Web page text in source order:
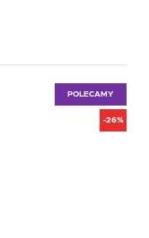
POLECAMY
-26%